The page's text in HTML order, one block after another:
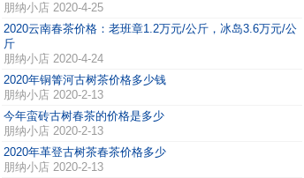
朋纳小店 2020-4-25
2020云南春茶价格：老班章1.2万元/公斤，冰岛3.6万元/公
斤
朋纳小店 2020-4-24
2020年铜箐河古树茶价格多少钱
朋纳小店 2020-2-13
今年蛮砖古树春茶的价格是多少
朋纳小店 2020-2-13
2020年革登古树茶春茶价格多少
朋纳小店 2020-2-13